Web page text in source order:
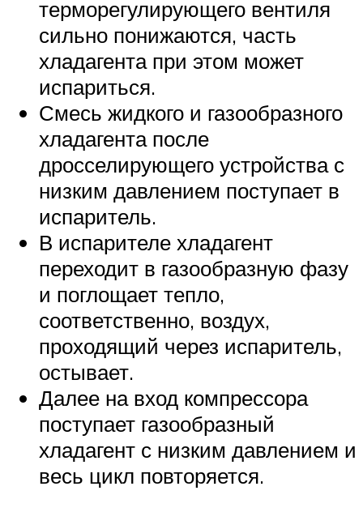
терморегулирующего вентиля
сильно понижаются, часть
хладагента при этом может
испариться.
Смесь жидкого и газообразного
хладагента после
дросселирующего устройства с
низким давлением поступает в
испаритель.
В испарителе хладагент
переходит в газообразную фазу
и поглощает тепло,
соответственно, воздух,
проходящий через испаритель,
остывает.
Далее на вход компрессора
поступает газообразный
хладагент с низким давлением и
весь цикл повторяется.